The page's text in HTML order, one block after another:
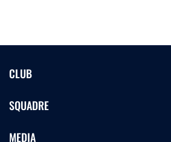
CLUB
SQUADRE
MEDIA